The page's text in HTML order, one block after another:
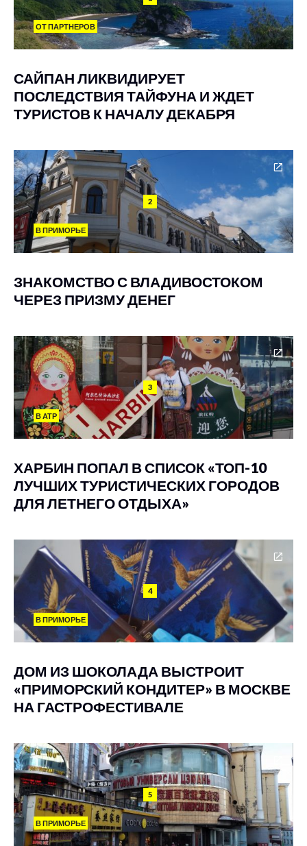
ОТ ПАРТНЕРОВ
САЙПАН ЛИКВИДИРУЕТ
ПОСЛЕДСТВИЯ ТАЙФУНА И ЖДЕТ
ТУРИСТОВ К НАЧАЛУ ДЕКАБРЯ
2
В ПРИМОРЬЕ
ЗНАКОМСТВО С ВЛАДИВОСТОКОМ
ЧЕРЕЗ ПРИЗМУ ДЕНЕГ
3
В АТР
ХАРБИН ПОПАЛ В СПИСОК «ТОП-10
ЛУЧШИХ ТУРИСТИЧЕСКИХ ГОРОДОВ
ДЛЯ ЛЕТНЕГО ОТДЫХА»
4
В ПРИМОРЬЕ
ДОМ ИЗ ШОКОЛАДА ВЫСТРОИТ
«ПРИМОРСКИЙ КОНДИТЕР» В МОСКВЕ
НА ГАСТРОФЕСТИВАЛЕ
5
В ПРИМОРЬЕ